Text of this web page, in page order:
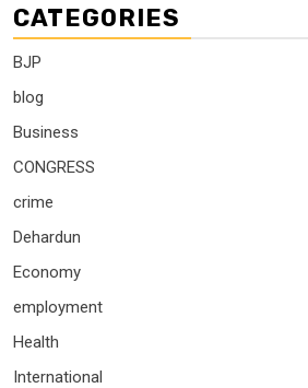
CATEGORIES
BJP
blog
Business
CONGRESS
crime
Dehardun
Economy
employment
Health
International